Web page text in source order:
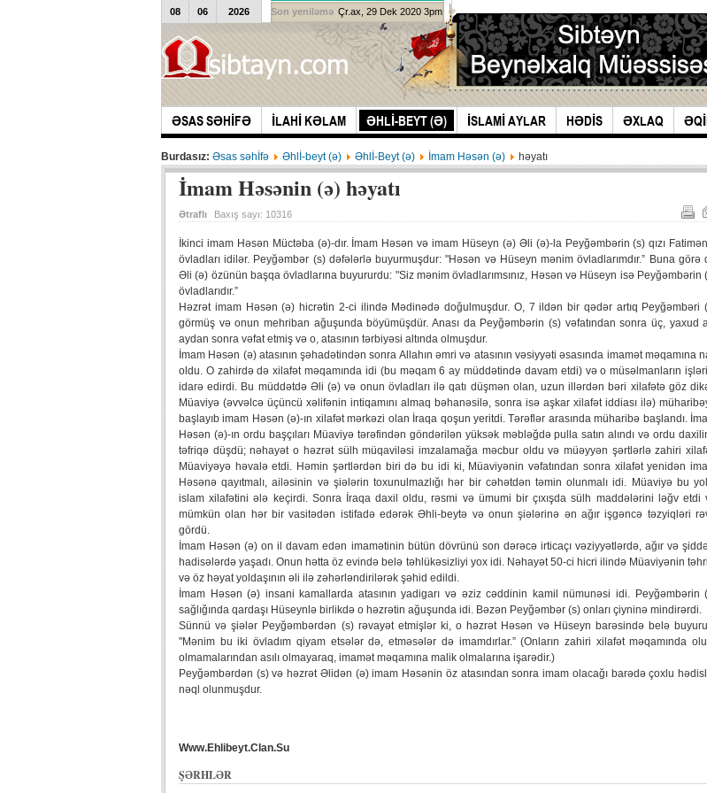
ƏSAS SƏHİFƏ İLAHİ KƏLAM ƏHLİ-BEYT (Ə) İSLAMİ AYLAR HƏDİS ƏXLAQ
08 06 2026 Son yeniləmə Çr.ax, 29 Dek 2020 3pm
Burdasız: Əsas səhİfə Əhlİ-beyt (ə) Əhlİ-Beyt (ə) İmam Həsən (ə) həyatı
İmam Həsənin (ə) həyatı
Ətraflı Baxış sayı: 10316
İkinci imam Həsən Müctəba (ə)-dır. İmam Həsən və imam Hüseyn (ə) Əli (ə)-la Peyğəmbərin (s) qızı
övladları idilər. Peyğəmbər (s) dəfələrlə buyurmuşdur: "Həsən və Hüseyn mənim övladlarımdır.” Buna görə
Əli (ə) özünün başqa övladlarına buyururdu: "Siz mənim övladlarımsınız, Həsən və Hüseyn isə Peyğəmbərin
övladlarıdır.”
Həzrət imam Həsən (ə) hicrətin 2-ci ilində Mədinədə doğulmuşdur. O, 7 ildən bir qədər artıq Peyğəmbəri
görmüş və onun mehriban ağuşunda böyümüşdür. Anası da Peyğəmbərin (s) vəfatından sonra üç, yaxud
aydan sonra vəfat etmiş və o, atasının tərbiyəsi altında olmuşdur.
İmam Həsən (ə) atasının şəhadətindən sonra Allahın əmri və atasının vəsiyyəti əsasında imamət məqamına
oldu. O zahirdə də xilafət məqamında idi (bu məqam 6 ay müddətində davam etdi) və o müsəlmanların
idarə edirdi. Bu müddətdə Əli (ə) və onun övladları ilə qatı düşmən olan, uzun illərdən bəri xilafətə göz
Müaviyə (əvvəlcə üçüncü xəlifənin intiqamını almaq bəhanəsilə, sonra isə aşkar xilafət iddiası ilə)
başlayıb imam Həsən (ə)-ın xilafət mərkəzi olan İraqa qoşun yeritdi. Tərəflər arasında müharibə başlandı.
Həsən (ə)-ın ordu başçıları Müaviyə tərəfindən göndərilən yüksək məbləğdə pulla satın alındı və ordu
təfriqə düşdü; nəhayət o həzrət sülh müqaviləsi imzalamağa məcbur oldu və müəyyən şərtlərlə zahiri
Müaviyəyə həvalə etdi. Həmin şərtlərdən biri də bu idi ki, Müaviyənin vəfatından sonra xilafət yenidən
Həsənə qayıtmalı, ailəsinin və şiələrin toxunulmazlığı hər bir cəhətdən təmin olunmalı idi. Müaviyə bu
islam xilafətini ələ keçirdi. Sonra İraqa daxil oldu, rəsmi və ümumi bir çıxışda sülh maddələrini ləğv etdi
mümkün olan hər bir vasitədən istifadə edərək Əhli-beytə və onun şiələrinə ən ağır işgəncə təzyiqləri
gördü.
İmam Həsən (ə) on il davam edən imamətinin bütün dövrünü son dərəcə irticaçı vəziyyətlərdə, ağır və
hadisələrdə yaşadı. Onun hətta öz evində belə təhlükəsizliyi yox idi. Nəhayət 50-ci hicri ilində Müaviyənin
və öz həyat yoldaşının əli ilə zəhərləndirilərək şəhid edildi.
İmam Həsən (ə) insani kamallarda atasının yadigarı və əziz cəddinin kamil nümunəsi idi. Peyğəmbərin
sağlığında qardaşı Hüseynlə birlikdə o həzrətin ağuşunda idi. Bəzən Peyğəmbər (s) onları çiyninə mindirərdi.
Sünnü və şiələr Peyğəmbərdən (s) rəvayət etmişlər ki, o həzrət Həsən və Hüseyn barəsində belə
"Mənim bu iki övladım qiyam etsələr də, etməsələr də imamdırlar.” (Onların zahiri xilafət məqamında
olmamalarından asılı olmayaraq, imamət məqamına malik olmalarına işarədir.)
Peyğəmbərdən (s) və həzrət Əlidən (ə) imam Həsənin öz atasından sonra imam olacağı barədə çoxlu
nəql olunmuşdur.
Www.Ehlibeyt.Clan.Su
ŞƏRHLƏR